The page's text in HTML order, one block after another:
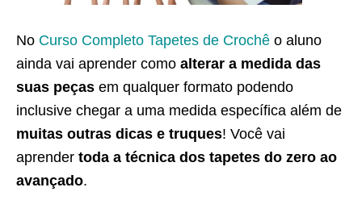
No Curso Completo Tapetes de Crochê o aluno
ainda vai aprender como alterar a medida das
suas peças em qualquer formato podendo
inclusive chegar a uma medida específica além de
muitas outras dicas e truques! Você vai
aprender toda a técnica dos tapetes do zero ao
avançado.